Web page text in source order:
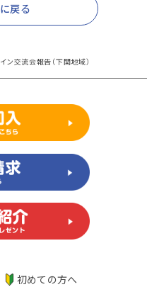
戻る
ン交流会報告（下関地域）
初めての方へ